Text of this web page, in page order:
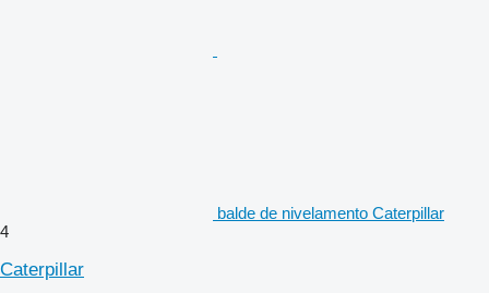
balde de nivelamento Caterpillar
4
Caterpillar